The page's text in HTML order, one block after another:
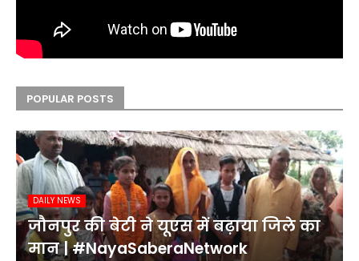
POPULAR POSTS
DAILY NEWS
जौनपुर की बेटी ने यूएस में बढ़ाया जिले का
मान | #NayaSaberaNetwork